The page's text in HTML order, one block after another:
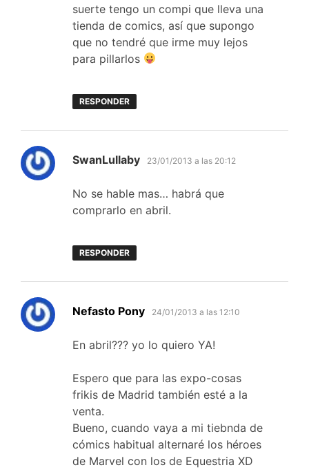
suerte tengo un compi que lleva una
tienda de comics, así que supongo
que no tendré que irme muy lejos
para pillarlos
RESPONDER
SwanLullaby dice:
23/01/2013 a las 20:12
No se hable mas… habrá que
comprarlo en abril.
RESPONDER
Nefasto Pony dice:
24/01/2013 a las 12:10
En abril??? yo lo quiero YA!
Espero que para las expo-cosas
frikis de Madrid también esté a la
venta.
Bueno, cuando vaya a mi tiebnda de
cómics habitual alternaré los héroes
de Marvel con los de Equestria XD